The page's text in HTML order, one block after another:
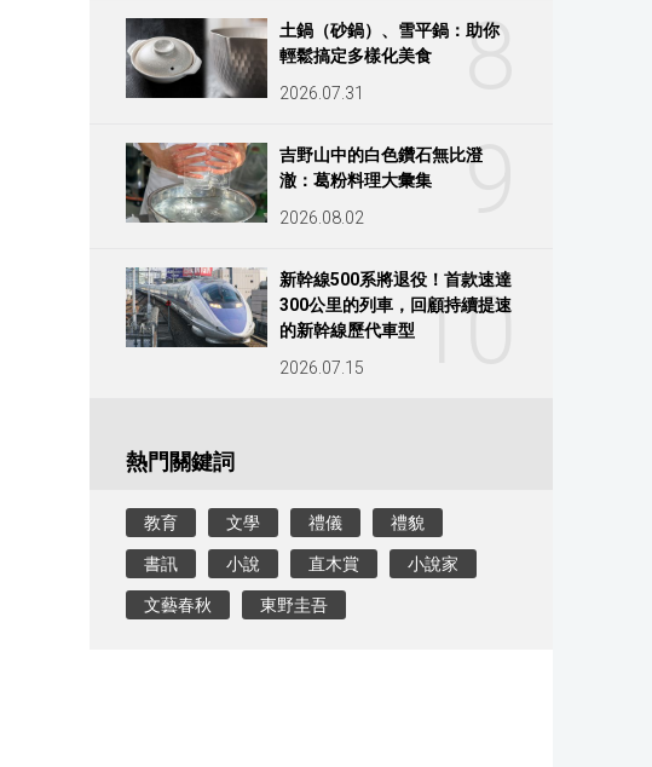
8
土鍋（砂鍋）、雪平鍋：助你
輕鬆搞定多樣化美食
2026.07.31
9
吉野山中的白色鑽石無比澄
澈：葛粉料理大彙集
2026.08.02
10
新幹線500系將退役！首款速達
300公里的列車，回顧持續提速
的新幹線歷代車型
2026.07.15
熱門關鍵詞
教育 文學 禮儀 禮貌
書訊 小說 直木賞 小說家
文藝春秋 東野圭吾